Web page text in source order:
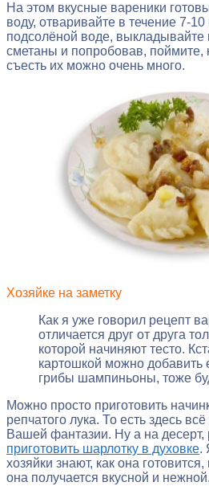
На этом вкусные вареники
воду, отваривайте в течение 7-10
подсолёной воде, выкладывайте
сметаны и попробовав, поймите,
съесть их можно очень много.
Хозяйке на заметку
Как я уже говорил рецепт
отличается друг от друга
которой начиняют тесто.
картошкой можно
грибы шампиньоны, тоже
Можно просто приготовить
репчатого лука. То есть здесь
Вашей фантазии. Ну а на десерт,
приготовить шарлотку в духовке.
хозяйки знают, как она
она получается вкусной и нежной.